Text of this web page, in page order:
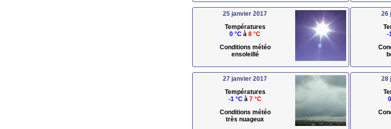
25 janvier 2017
Températures
0 °C à 8 °C
Conditions météo
ensoleillé
26
-
27 janvier 2017
Températures
-1 °C à 7 °C
Conditions météo
très nuageux
28